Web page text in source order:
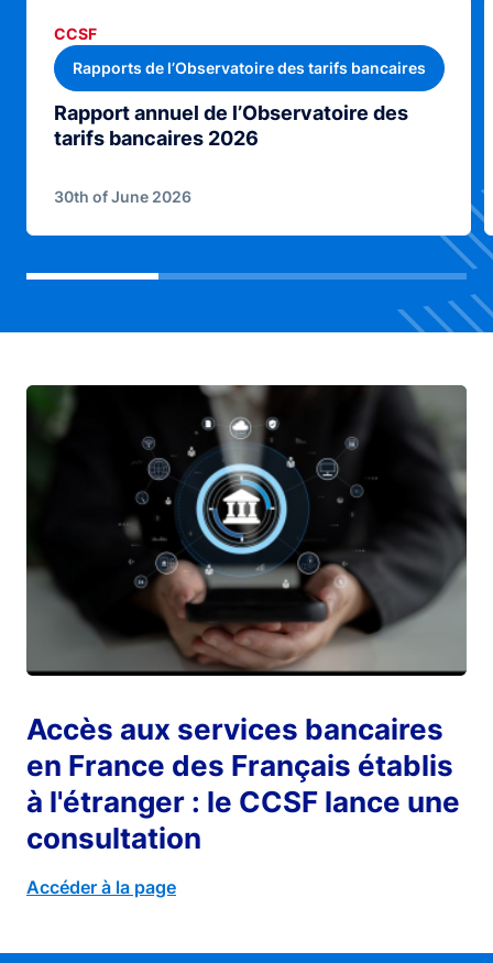
Rapport annuel de l’Observatoire des
tarifs bancaires 2026
CCSF
Rapports de l’Observatoire des tarifs bancaires
30th of June 2026
Accès aux services bancaires
en France des Français établis
à l'étranger : le CCSF lance une
consultation
Accéder à la page